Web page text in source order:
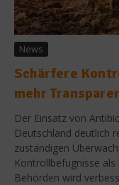
News
Schärfere
mehr
Der Einsatz von
Deutschland deutlich
zuständigen
Kontrollbefugnisse
Behörden wird